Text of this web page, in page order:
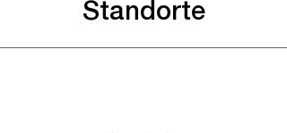
Standorte